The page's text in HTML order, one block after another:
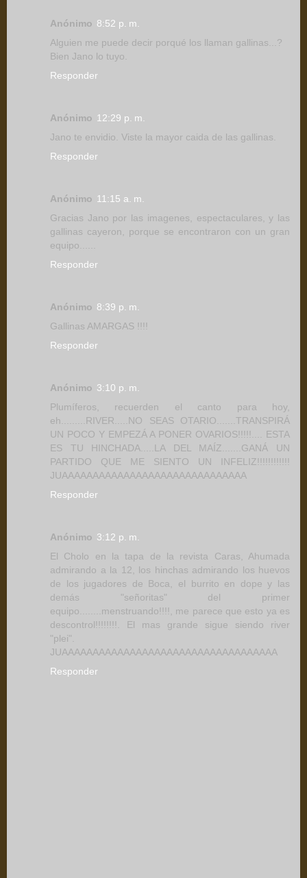
Anónimo 8:52 p. m.
Alguien me puede decir porqué los llaman gallinas...?
Bien Jano lo tuyo.
Responder
Anónimo 12:29 p. m.
Jano te envidio. Viste la mayor caida de las gallinas.
Responder
Anónimo 11:15 a. m.
Gracias Jano por las imagenes, espectaculares, y las
gallinas cayeron, porque se encontraron con un gran
equipo......
Responder
Anónimo 8:39 p. m.
Gallinas AMARGAS !!!!
Responder
Anónimo 3:10 p. m.
Plumíferos, recuerden el canto para hoy,
eh.........RIVER.....NO SEAS OTARIO.......TRANSPIRÁ
UN POCO Y EMPEZÁ A PONER OVARIOS!!!!!.... ESTA
ES TU HINCHADA.....LA DEL MAÍZ.......GANÁ UN
PARTIDO QUE ME SIENTO UN INFELIZ!!!!!!!!!!!!
JUAAAAAAAAAAAAAAAAAAAAAAAAAAAAAA
Responder
Anónimo 3:12 p. m.
El Cholo en la tapa de la revista Caras, Ahumada
admirando a la 12, los hinchas admirando los huevos
de los jugadores de Boca, el burrito en dope y las
demás "señoritas" del primer
equipo........menstruando!!!!, me parece que esto ya es
descontrol!!!!!!!!. El mas grande sigue siendo river
"plei".
JUAAAAAAAAAAAAAAAAAAAAAAAAAAAAAAAAAAA
Responder